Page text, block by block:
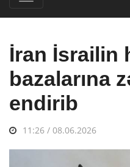
İran İsrailin
bazalarına
endirib
11:26 / 08.06.2026